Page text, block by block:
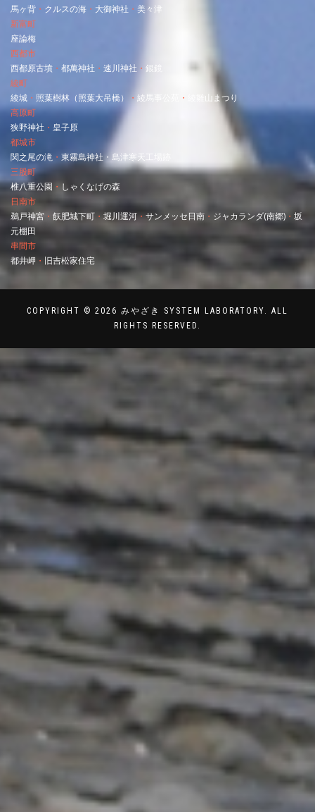
馬ヶ背 ・ クルスの海 ・ 大御神社 ・ 美々津
新富町
座論梅
西都市
西都原古墳 ・ 都萬神社 ・ 速川神社 ・ 銀鏡
綾町
綾城 ・ 照葉樹林（照葉大吊橋） ・ 綾馬事公苑 ・
綾雛山まつり
高原町
狭野神社 ・ 皇子原
都城市
関之尾の滝 ・ 東霧島神社・ 島津寒天工場跡
三股町
椎八重公園 ・ しゃくなげの森
日南市
鵜戸神宮 ・ 飫肥城下町 ・堀川運河・サンメッセ日南 ・ ジャカランダ(南郷) ・ 坂
元棚田
串間市
都井岬 ・ 旧吉松家住宅
COPYRIGHT © 2026 みやざき SYSTEM LABORATORY. ALL
RIGHTS RESERVED.